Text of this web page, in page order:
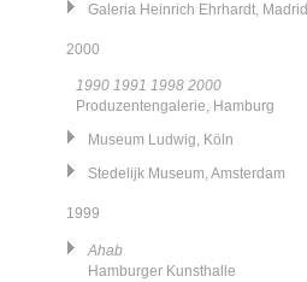
Galeria Heinrich Ehrhardt, Madrid
2000
1990 1991 1998 2000
Produzentengalerie, Hamburg
Museum Ludwig, Köln
Stedelijk Museum, Amsterdam
1999
Ahab
Hamburger Kunsthalle